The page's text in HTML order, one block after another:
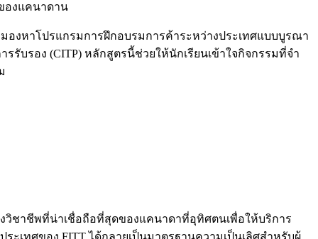
องแคนาดาน
งหาโปรแกรมการฝึกอบรมการค้าระหว่างประเทศแบบบูรณา
รับรอง (CITP) หลักสูตรนี้ช่วยให้นักเรียนเข้าใจกิจกรรมที่จํา
รองวิชาชีพที่น่าเชื่อถือที่สุดของแคนาดาที่อุทิศตนเพื่อให้บริการ